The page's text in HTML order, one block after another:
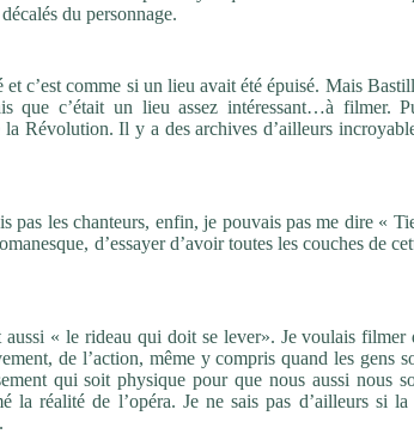
du personnage.
c’est comme si un lieu avait été épuisé. Mais
que c’était un lieu assez intéressant…à filmer.
Révolution. Il y a des archives d’ailleurs
pas les chanteurs, enfin, je pouvais pas me dire «
d’essayer d’avoir toutes les couches de
« le rideau qui doit se lever». Je voulais filmer
de l’action, même y compris quand les gens
qui soit physique pour que nous aussi nous
réalité de l’opéra. Je ne sais pas d’ailleurs si la